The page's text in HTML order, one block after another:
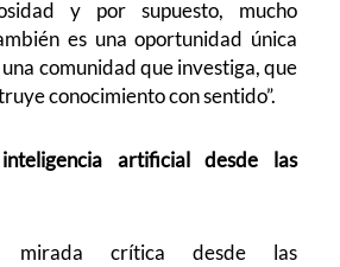
y por supuesto, mucho
es una oportunidad única
comunidad que investiga, que
conocimiento con sentido”.
artificial desde las
mirada crítica desde las